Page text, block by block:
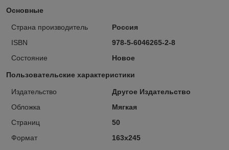
Основные
Страна производитель
Россия
ISBN
978-5-6046265-2-8
Состояние
Новое
Пользовательские характеристики
Издательство
Другое Издательство
Обложка
Мягкая
Страниц
50
Формат
163х245